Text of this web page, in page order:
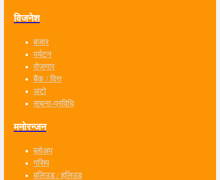
विजनेश
बजार
पर्यटन
रोजगार
बैंक / वित्त
अटो
सूचना-प्रविधि
मनोरन्जन
ब्लोअप
गसिप
बलिउड / हलिउड